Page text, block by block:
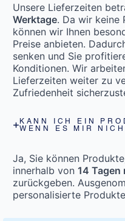
Unsere Lieferzeiten
Werktage. Da wir keine
können wir Ihnen
Preise anbieten.
senken und Sie
Konditionen. Wir
Lieferzeiten weiter zu
Zufriedenheit
KANN ICH EIN
WENN ES MIR
Ja, Sie können
innerhalb von 14 Tagen
zurückgeben.
personalisierte